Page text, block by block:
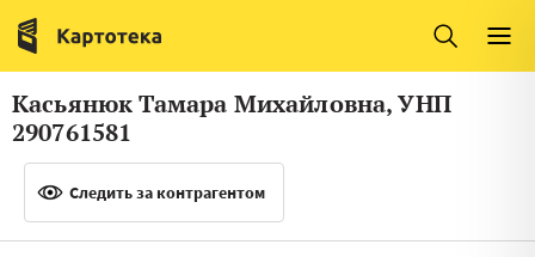
Италия
Люксембург
Литва
Латвия
Словения
Касьянюк Тамара Михайловна, УНП
290761581
Следить за контрагентом